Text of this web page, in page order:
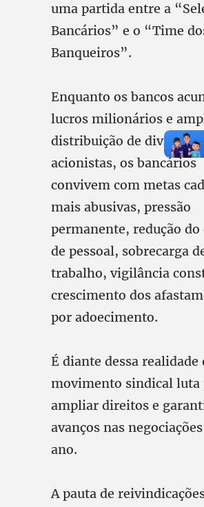
uma partida entre a
Bancários” e o “Time
Banqueiros”.
Enquanto os bancos
lucros milionários e
distribuição de
acionistas, os bancários
convivem com metas
mais abusivas, pressão
permanente, redução do
de pessoal, sobrecarga
trabalho, vigilância
crescimento dos
por adoecimento.
É diante dessa realidade
movimento sindical luta
ampliar direitos e
avanços nas
ano.
A pauta de